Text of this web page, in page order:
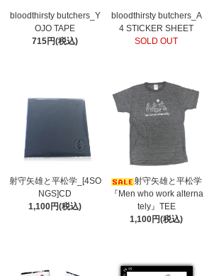
bloodthirsty butchers_Y
OJO TAPE
715円(税込)
bloodthirsty butchers_A
4 STICKER SHEET
SOLD OUT
射守矢雄と平松学_[4SO
NGS]CD
1,100円(税込)
射守矢雄と平松学
『Men who work alterna
tely』TEE
1,100円(税込)